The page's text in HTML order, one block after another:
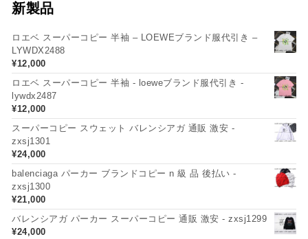
新製品
ロエベ スーパーコピー 半袖 – LOEWEブランド服代引き –
LYWDX2488
¥12,000
ロエベ スーパーコピー 半袖 - loeweブランド服代引き -
lywdx2487
¥12,000
スーパーコピー スウェット バレンシアガ 通販 激安 -
zxsj1301
¥24,000
balenciaga パーカー ブランドコピー n 級 品 後払い -
zxsj1300
¥21,000
バレンシアガ パーカー スーパーコピー 通販 激安 - zxsj1299
¥24,000